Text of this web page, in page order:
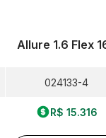
Allure 1.6 Flex
024133-4
R$ 15.316